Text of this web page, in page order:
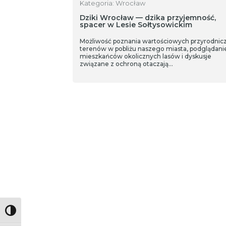
Toggle High Contrast
Kategoria: Wrocław
Dziki Wrocław — dzika przyjemność,
spacer w Lesie Sołtysowickim
Możliwość poznania wartościowych
terenów w pobliżu naszego miasta,
mieszkańców okolicznych lasów i dyskusje
związane z ochroną otaczają…